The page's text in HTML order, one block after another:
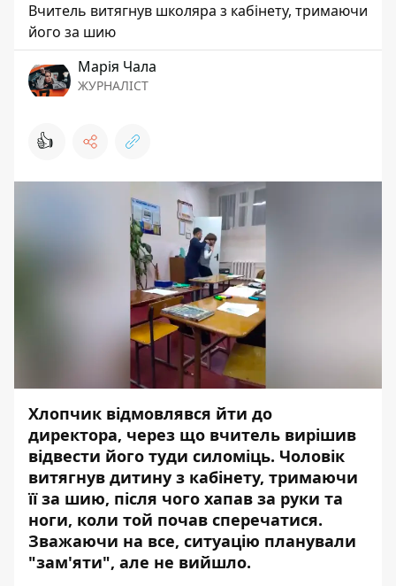
Вчитель витягнув школяра з кабінету, тримаючи
його за шию
Марія Чала
ЖУРНАЛІСТ
👍
Хлопчик відмовлявся йти до
директора, через що вчитель вирішив
відвести його туди силоміць. Чоловік
витягнув дитину з кабінету, тримаючи
її за шию, після чого хапав за руки та
ноги, коли той почав сперечатися.
Зважаючи на все, ситуацію планували
"зам'яти", але не вийшло.